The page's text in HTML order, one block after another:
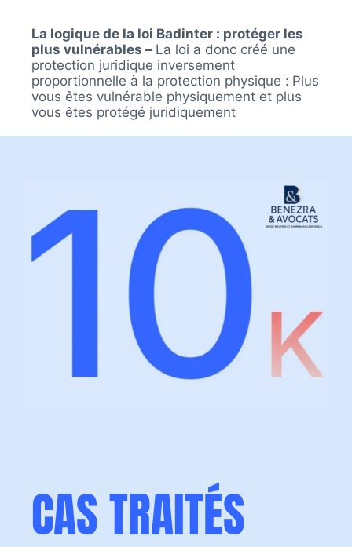
La logique de la loi Badinter : protéger les
plus vulnérables – La loi a donc créé une
protection juridique inversement
proportionnelle à la protection physique : Plus
vous êtes vulnérable physiquement et plus
vous êtes protégé juridiquement
CAS TRAITÉS